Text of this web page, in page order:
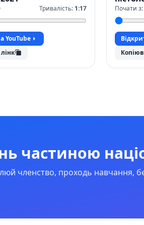
Тривалість: 1:17
YouTube
Почати з:
частиною
членство, проходь навчання,